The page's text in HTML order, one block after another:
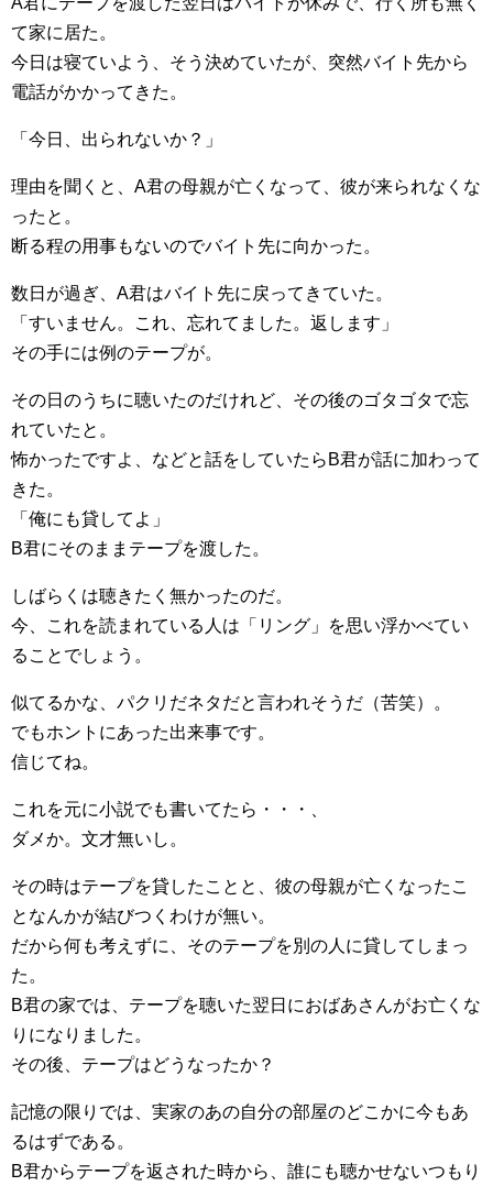
て家に居た。
今日は寝ていよう、そう決めていたが、突然バイト先から
電話がかかってきた。
「今日、出られないか？」
理由を聞くと、A君の母親が亡くなって、彼が来られなくな
ったと。
断る程の用事もないのでバイト先に向かった。
数日が過ぎ、A君はバイト先に戻ってきていた。
「すいません。これ、忘れてました。返します」
その手には例のテープが。
その日のうちに聴いたのだけれど、その後のゴタゴタで忘
れていたと。
怖かったですよ、などと話をしていたらB君が話に加わって
きた。
「俺にも貸してよ」
B君にそのままテープを渡した。
しばらくは聴きたく無かったのだ。
今、これを読まれている人は「リング」を思い浮かべてい
ることでしょう。
似てるかな、パクリだネタだと言われそうだ（苦笑）。
でもホントにあった出来事です。
信じてね。
これを元に小説でも書いてたら・・・、
ダメか。文才無いし。
その時はテープを貸したことと、彼の母親が亡くなったこ
となんかが結びつくわけが無い。
だから何も考えずに、そのテープを別の人に貸してしまっ
た。
B君の家では、テープを聴いた翌日におばあさんがお亡くな
りになりました。
その後、テープはどうなったか？
記憶の限りでは、実家のあの自分の部屋のどこかに今もあ
るはずである。
B君からテープを返された時から、誰にも聴かせないつもり